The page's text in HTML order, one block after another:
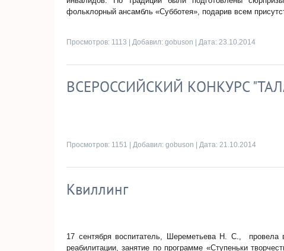
фольклорный ансамбль «Субботея», подарив всем
Просмотров: 1113 | Добавил: gobuson | Дата: 23.10.2014
ВСЕРОССИЙСКИЙ КОНКУРС
Просмотров: 1151 | Добавил: gobuson | Дата: 21.10.2014
Квиллинг
17 сентября воспитатель, Шереметьева Н. С., провела
реабилитации, занятие по программе «Ступеньки